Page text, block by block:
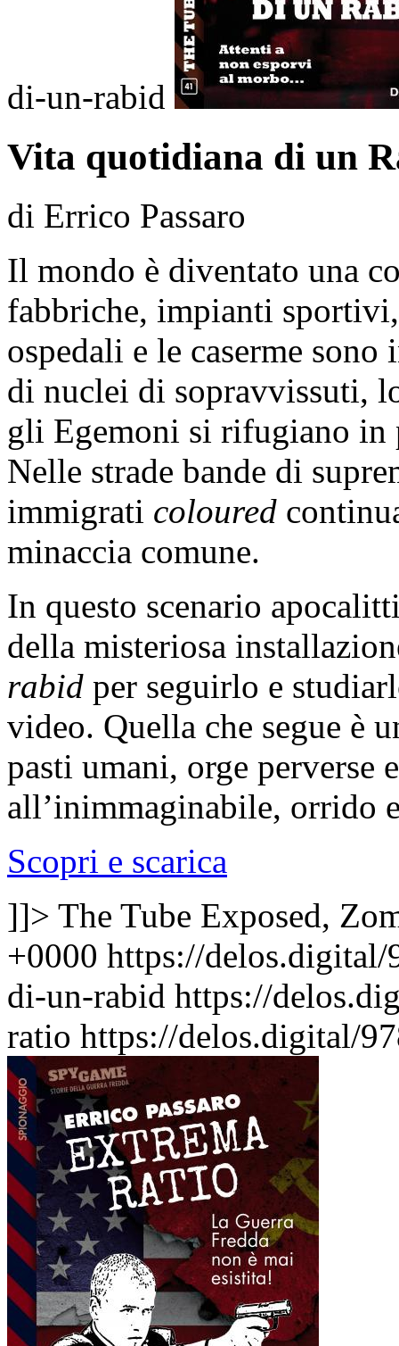
di-un-rabid
Vita quotidiana di un
di Errico Passaro
Il mondo è diventato una
fabbriche, impianti
ospedali e le caserme
di nuclei di sopravvissuti,
gli Egemoni si rifugiano in
Nelle strade bande di
immigrati coloured
minaccia comune.
In questo scenario
della misteriosa
rabid per seguirlo e
video. Quella che segue è
pasti umani, orge perverse
all’inimmaginabile, orrido
Scopri e scarica
]]> The Tube Exposed,
+0000 https://
di-un-rabid https://
ratio https://delos.digital/